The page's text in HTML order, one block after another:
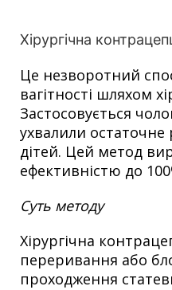
Хірургічна
Це незворотний
вагітності шляхом
Застосовується
ухвалили
дітей. Цей метод
ефективністю до
Суть методу
Хірургічна
переривання або
проходження